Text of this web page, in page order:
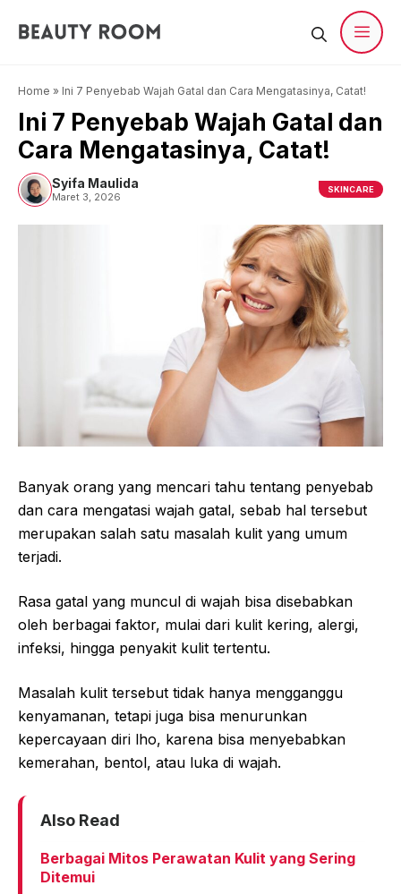
Home » Ini 7 Penyebab Wajah Gatal dan Cara Mengatasinya, Catat!
Ini 7 Penyebab Wajah Gatal dan
Cara Mengatasinya, Catat!
Syifa Maulida
Maret 3, 2026
SKINCARE
Banyak orang yang mencari tahu tentang penyebab
dan cara mengatasi wajah gatal, sebab hal tersebut
merupakan salah satu masalah kulit yang umum
terjadi.
Rasa gatal yang muncul di wajah bisa disebabkan
oleh berbagai faktor, mulai dari kulit kering, alergi,
infeksi, hingga penyakit kulit tertentu.
Masalah kulit tersebut tidak hanya mengganggu
kenyamanan, tetapi juga bisa menurunkan
kepercayaan diri lho, karena bisa menyebabkan
kemerahan, bentol, atau luka di wajah.
Also Read
Berbagai Mitos Perawatan Kulit yang Sering
Ditemui